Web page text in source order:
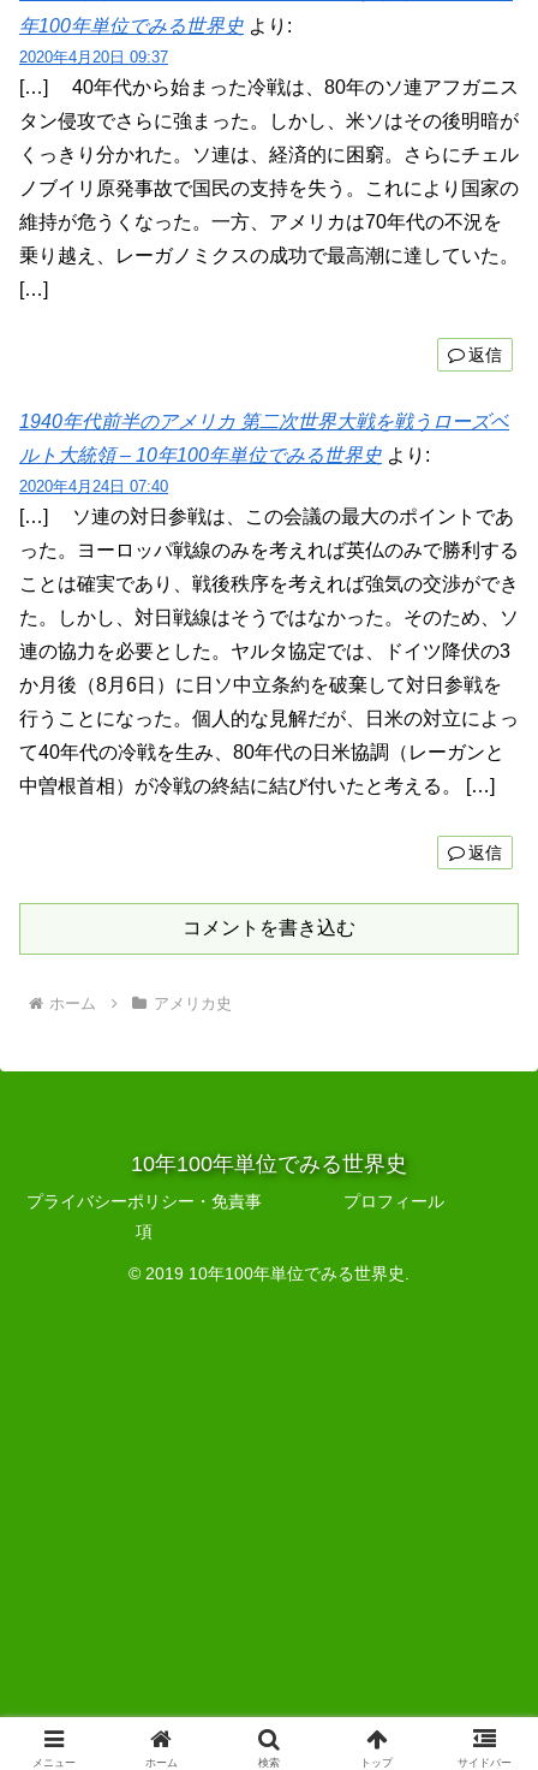
年100年単位でみる世界史 より:
2020年4月20日 09:37
[…] 40年代から始まった冷戦は、80年のソ連アフガニス
タン侵攻でさらに強まった。しかし、米ソはその後明暗が
くっきり分かれた。ソ連は、経済的に困窮。さらにチェル
ノブイリ原発事故で国民の支持を失う。これにより国家の
維持が危うくなった。一方、アメリカは70年代の不況を
乗り越え、レーガノミクスの成功で最高潮に達していた。
[…]
返信
1940年代前半のアメリカ 第二次世界大戦を戦うローズベ
ルト大統領 – 10年100年単位でみる世界史 より:
2020年4月24日 07:40
[…] ソ連の対日参戦は、この会議の最大のポイントであ
った。ヨーロッパ戦線のみを考えれば英仏のみで勝利する
ことは確実であり、戦後秩序を考えれば強気の交渉ができ
た。しかし、対日戦線はそうではなかった。そのため、ソ
連の協力を必要とした。ヤルタ協定では、ドイツ降伏の3
か月後（8月6日）に日ソ中立条約を破棄して対日参戦を
行うことになった。個人的な見解だが、日米の対立によっ
て40年代の冷戦を生み、80年代の日米協調（レーガンと
中曽根首相）が冷戦の終結に結び付いたと考える。 […]
返信
コメントを書き込む
ホーム アメリカ史
10年100年単位でみる世界史
プライバシーポリシー・免責事
項
プロフィール
© 2019 10年100年単位でみる世界史.
メニュー ホーム 検索 トップ サイドバー